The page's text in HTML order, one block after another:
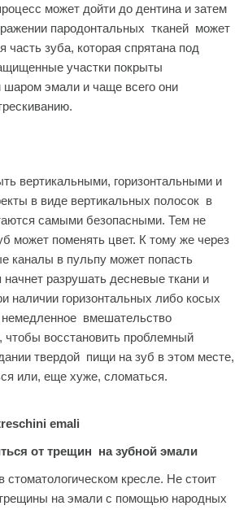
может дойти до дентина и затем
пародонтальных тканей может
часть зуба, которая спрятана под
участки покрыты
шаром эмали и чаще всего они
вертикальными, горизонтальными и
в виде вертикальных полосок в
самыми безопасными. Тем не
может поменять цвет. К тому же через
каналы в пульпу может попасть
начнет разрушать десневые ткани и
наличии горизонтальных либо косых
немедленное вмешательство
чтобы восстановить проблемный
твердой пищи на зуб в этом месте,
или, еще хуже, сломаться.
от трещин на зубной эмали
стоматологическом кресле. Не стоит
на эмали с помощью народных